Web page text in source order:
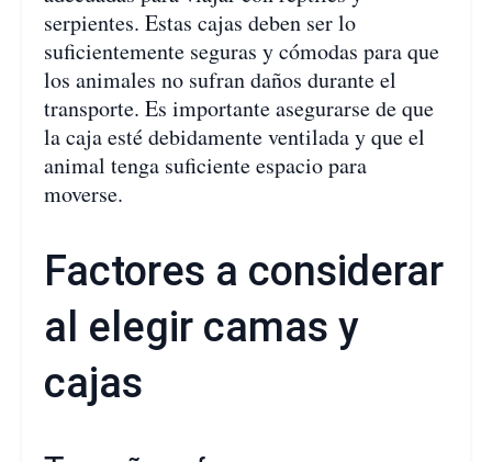
serpientes. Estas cajas deben ser lo
suficientemente seguras y cómodas para que
los animales no sufran daños durante el
transporte. Es importante asegurarse de que
la caja esté debidamente ventilada y que el
animal tenga suficiente espacio para
moverse.
Factores a considerar
al elegir camas y
cajas